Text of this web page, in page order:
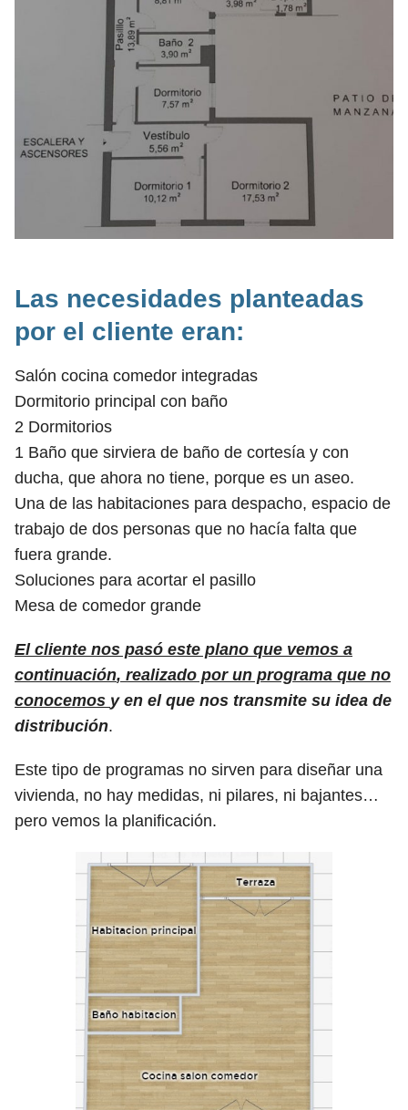
Las necesidades planteadas
por el cliente eran:
Salón cocina comedor integradas
Dormitorio principal con baño
2 Dormitorios
1 Baño que sirviera de baño de cortesía y con
ducha, que ahora no tiene, porque es un aseo.
Una de las habitaciones para despacho, espacio de
trabajo de dos personas que no hacía falta que
fuera grande.
Soluciones para acortar el pasillo
Mesa de comedor grande
El cliente nos pasó este plano que vemos a
continuación, realizado por un programa que no
conocemos y en el que nos transmite su idea de
distribución.
Este tipo de programas no sirven para diseñar una
vivienda, no hay medidas, ni pilares, ni bajantes…
pero vemos la planificación.